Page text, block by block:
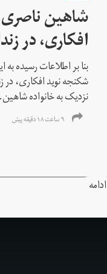
شاهین
افکاری، در
بنا بر اطلاعات رسیده
شکنجه نوید افکاری، در
نزدیک به خانواده
۹ ساعت ۱۸ دقیقه پیش
ادامه